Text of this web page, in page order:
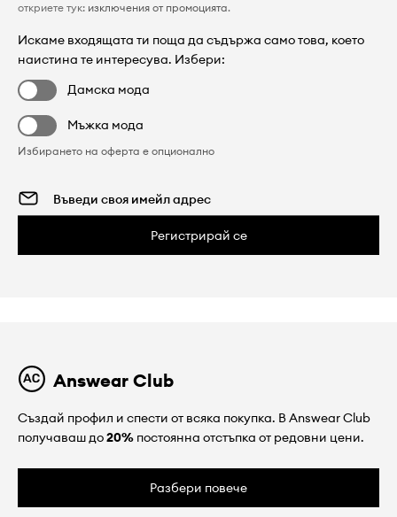
откриете тук: изключения от промоцията.
Искаме входящата ти поща да съдържа само това, което
наистина те интересува. Избери:
Дамска мода
Мъжка мода
Избирането на оферта е опционално
Регистрирай се
Answear Club
Създай профил и спести от всяка покупка. В Answear Club
получаваш до20% постоянна отстъпка от редовни цени.
Разбери повече